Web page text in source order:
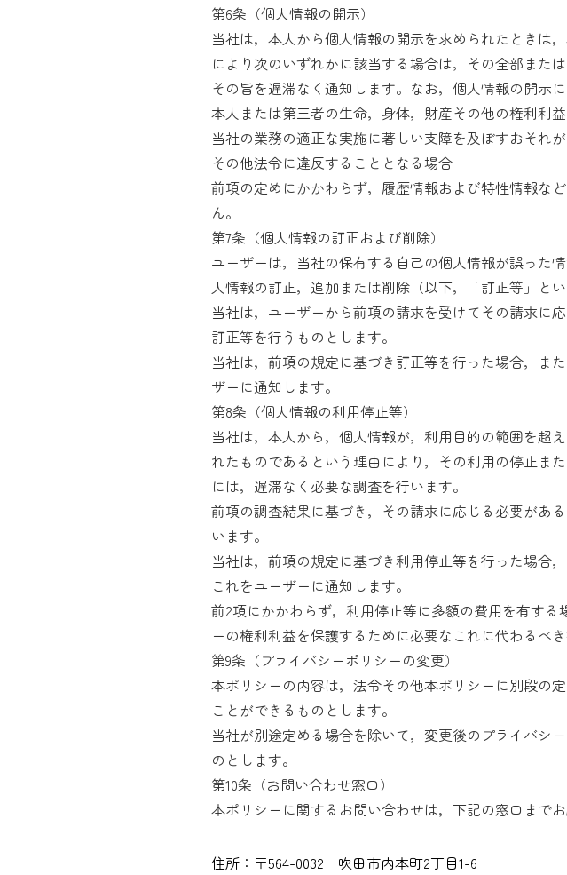
第6条（個人情報の開示）
当社は，本人から個人情報の開示を求められたときは
により次のいずれかに該当する場合は，その全部また
その旨を遅滞なく通知します。なお，個人情報の開示
本人または第三者の生命，身体，財産その他の権利利
当社の業務の適正な実施に著しい支障を及ぼすおそれ
その他法令に違反することとなる場合
前項の定めにかかわらず，履歴情報および特性情報な
ん。
第7条（個人情報の訂正および削除）
ユーザーは，当社の保有する自己の個人情報が誤った
人情報の訂正，追加または削除（以下，「訂正等」と
当社は，ユーザーから前項の請求を受けてその請求に
訂正等を行うものとします。
当社は，前項の規定に基づき訂正等を行った場合，ま
ザーに通知します。
第8条（個人情報の利用停止等）
当社は，本人から，個人情報が，利用目的の範囲を超
れたものであるという理由により，その利用の停止ま
には，遅滞なく必要な調査を行います。
前項の調査結果に基づき，その請求に応じる必要があ
います。
当社は，前項の規定に基づき利用停止等を行った場合
これをユーザーに通知します。
前2項にかかわらず，利用停止等に多額の費用を有す
ーの権利利益を保護するために必要なこれに代わるべ
第9条（プライバシーポリシーの変更）
本ポリシーの内容は，法令その他本ポリシーに別段の
ことができるものとします。
当社が別途定める場合を除いて，変更後のプライバシ
のとします。
第10条（お問い合わせ窓口）
本ポリシーに関するお問い合わせは，下記の窓口までお
住所：〒564-0032 吹田市内本町2丁目1-6